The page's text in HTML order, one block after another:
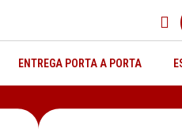
ENTREGA PORTA A PORTA